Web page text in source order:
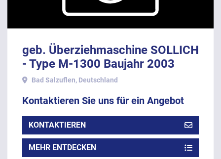
geb. Überziehmaschine SOLLICH
- Type M-1300 Baujahr 2003
Bad Salzuflen, Deutschland
Kontaktieren Sie uns für ein Angebot
KONTAKTIEREN
MEHR ENTDECKEN